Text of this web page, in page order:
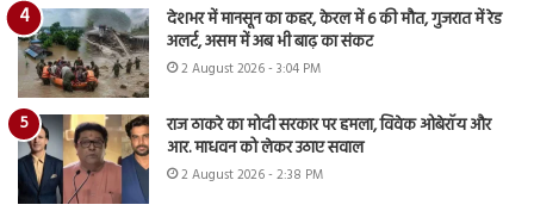
देशभर में मानसून का कहर, केरल में 6 की मौत, गुजरात में रेड
अलर्ट, असम में अब भी बाढ़ का संकट
2 August 2026 - 3:04 PM
राज ठाकरे का मोदी सरकार पर हमला, विवेक ओबेरॉय और
आर. माधवन को लेकर उठाए सवाल
2 August 2026 - 2:38 PM